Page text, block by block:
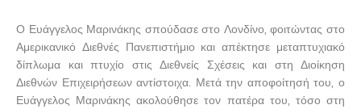
Ο Ευάγγελος Μαρινάκης σπούδασε στο Λονδίνο, φοιτώντας στο
Αμερικανικό Διεθνές Πανεπιστήμιο και απέκτησε μεταπτυχιακό
δίπλωμα και πτυχίο στις Διεθνείς Σχέσεις και στη Διοίκηση
Διεθνών Επιχειρήσεων αντίστοιχα. Μετά την αποφοίτησή του, ο
Ευάγγελος Μαρινάκης ακολούθησε τον πατέρα του, τόσο στη